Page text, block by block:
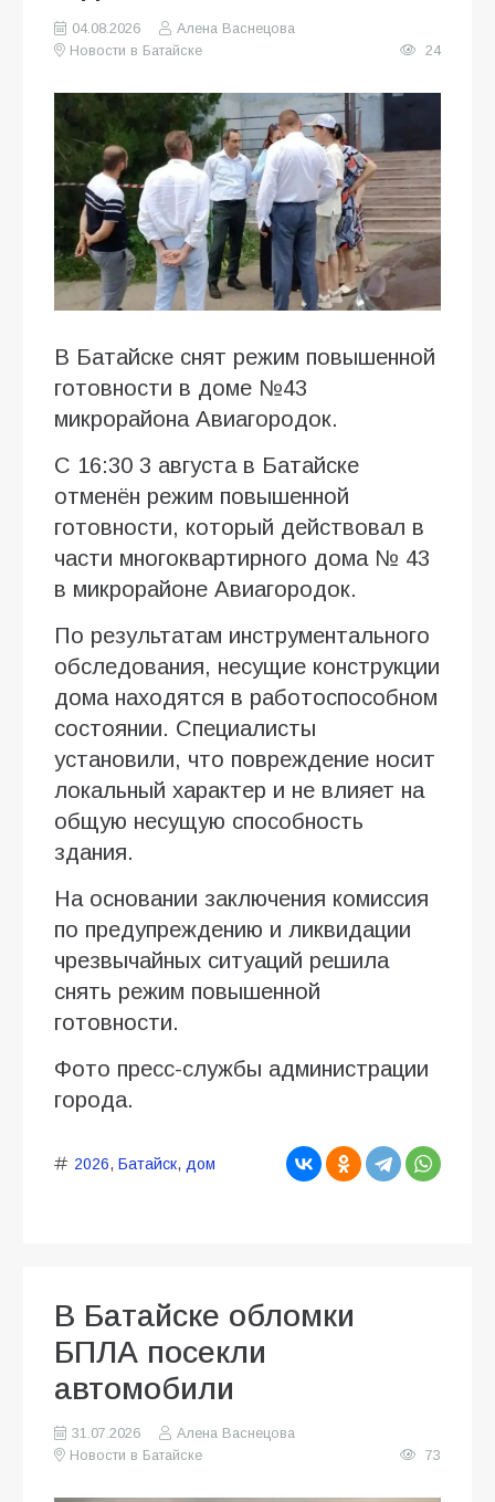
04.08.2026
Алена Васнецова
Новости в Батайске
24
В Батайске снят режим повышенной
готовности в доме №43
микрорайона Авиагородок.
С 16:30 3 августа в Батайске
отменён режим повышенной
готовности, который действовал в
части многоквартирного дома № 43
в микрорайоне Авиагородок.
По результатам инструментального
обследования, несущие конструкции
дома находятся в работоспособном
состоянии. Специалисты
установили, что повреждение носит
локальный характер и не влияет на
общую несущую способность
здания.
На основании заключения комиссия
по предупреждению и ликвидации
чрезвычайных ситуаций решила
снять режим повышенной
готовности.
Фото пресс-службы администрации
города.
2026, Батайск, дом
В Батайске обломки
БПЛА посекли
автомобили
31.07.2026
Алена Васнецова
Новости в Батайске
73